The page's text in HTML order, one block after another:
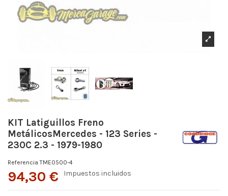
KIT Latiguillos Freno
MetálicosMercedes - 123 Series -
230C 2.3 - 1979-1980
Referencia TME0500-4
94,30 € Impuestos incluidos